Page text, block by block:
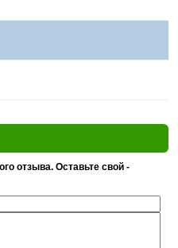
отзыва. Оставьте свой -